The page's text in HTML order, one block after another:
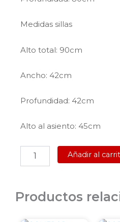
Medidas sillas
Alto total: 90cm
Ancho: 42cm
Profundidad: 42cm
Alto al asiento: 45cm
COMEDOR
4
SILLAS
Añadir al
Productos